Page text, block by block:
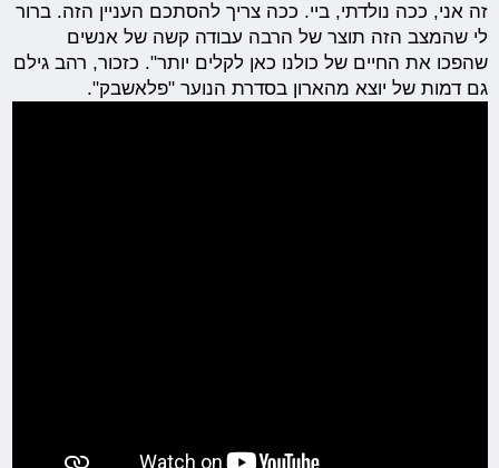
זה אני, ככה נולדתי, ביי. ככה צריך להסתכם העניין הזה. ברור
לי שהמצב הזה תוצר של הרבה עבודה קשה של אנשים
שהפכו את החיים של כולנו כאן לקלים יותר". כזכור, רהב גילם
גם דמות של יוצא מהארון בסדרת הנוער "פלאשבק".